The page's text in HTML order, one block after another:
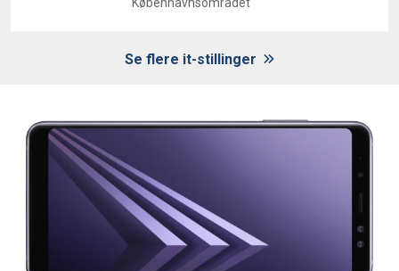
Se flere it-stillinger